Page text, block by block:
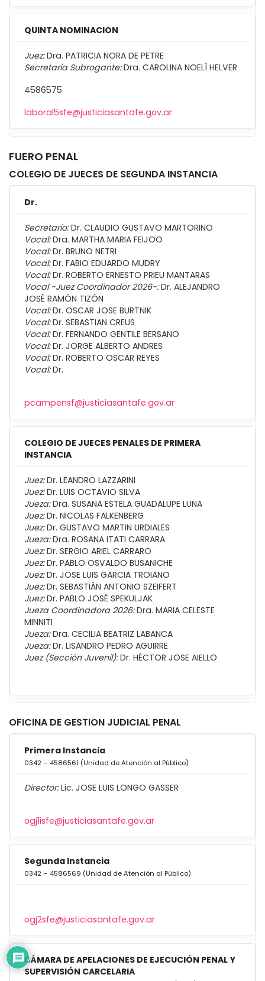
QUINTA NOMINACION
Juez:Dra. PATRICIA NORA DE PETRE
Secretaria Subrogante:Dra. CAROLINA NOELÍ HELVER
4586575
laboral5sfe@justiciasantafe.gov.ar
FUERO PENAL
COLEGIO DE JUECES DE SEGUNDA INSTANCIA
Dr.
Secretario:Dr. CLAUDIO GUSTAVO MARTORINO
Vocal:Dra. MARTHA MARIA FEIJOO
Vocal:Dr. BRUNO NETRI
Vocal:Dr. FABIO EDUARDO MUDRY
Vocal:Dr. ROBERTO ERNESTO PRIEU MANTARAS
Vocal -Juez Coordinador 2026-:Dr. ALEJANDRO
JOSÉ RAMÓN TIZÓN
Vocal:Dr. OSCAR JOSE BURTNIK
Vocal:Dr. SEBASTIAN CREUS
Vocal:Dr. FERNANDO GENTILE BERSANO
Vocal:Dr. JORGE ALBERTO ANDRES
Vocal:Dr. ROBERTO OSCAR REYES
Vocal:Dr.
pcampensf@justiciasantafe.gov.ar
COLEGIO DE JUECES PENALES DE PRIMERA
INSTANCIA
Juez:Dr. LEANDRO LAZZARINI
Juez:Dr. LUIS OCTAVIO SILVA
Jueza:Dra. SUSANA ESTELA GUADALUPE LUNA
Juez:Dr. NICOLAS FALKENBERG
Juez:Dr. GUSTAVO MARTIN URDIALES
Jueza:Dra. ROSANA ITATI CARRARA
Juez:Dr. SERGIO ARIEL CARRARO
Juez:Dr. PABLO OSVALDO BUSANICHE
Juez:Dr. JOSE LUIS GARCIA TROIANO
Juez:Dr. SEBASTIÁN ANTONIO SZEIFERT
Juez:Dr. PABLO JOSÉ SPEKULJAK
Jueza Coordinadora 2026:Dra. MARIA CELESTE
MINNITI
Jueza:Dra. CECILIA BEATRIZ LABANCA
Jueza:Dr. LISANDRO PEDRO AGUIRRE
Juez (Sección Juvenil):Dr. HÉCTOR JOSE AIELLO
OFICINA DE GESTION JUDICIAL PENAL
Primera Instancia
0342 – 4586561 (Unidad de Atención al Público)
Director:Lic. JOSE LUIS LONGO GASSER
ogj1isfe@justiciasantafe.gov.ar
Segunda Instancia
0342 – 4586569 (Unidad de Atención al Público)
ogj2sfe@justiciasantafe.gov.ar
CÁMARA DE APELACIONES DE EJECUCIÓN PENAL Y
SUPERVISIÓN CARCELARIA